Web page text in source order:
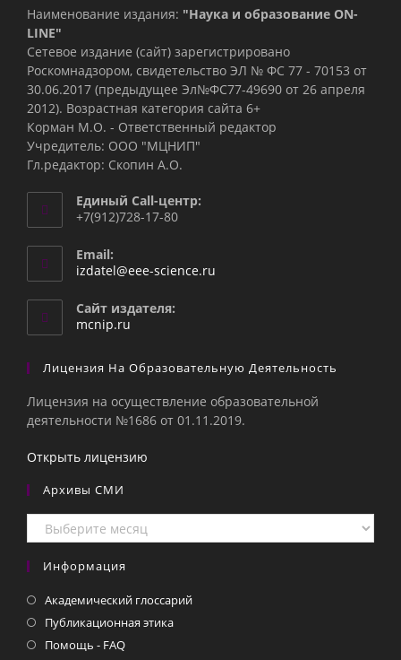
Наименование издания: "Наука и образование ON-
LINE"
Сетевое издание (сайт) зарегистрировано
Роскомнадзором, свидетельство ЭЛ № ФС 77 - 70153 от
30.06.2017 (предыдущее Эл№ФC77-49690 от 26 апреля
2012). Возрастная категория сайта 6+
Корман М.О. - Ответственный редактор
Учредитель: ООО "МЦНИП"
Гл.редактор: Скопин А.О.
Единый Call-центр:
+7(912)728-17-80
Email:
izdatel@eee-science.ru
Сайт издателя:
mcnip.ru
Лицензия На Образовательную Деятельность
Лицензия на осуществление образовательной
деятельности №1686 от 01.11.2019.
Открыть лицензию
Архивы СМИ
Архивы
СМИ
Информация
Академический глоссарий
Публикационная этика
Помощь - FAQ